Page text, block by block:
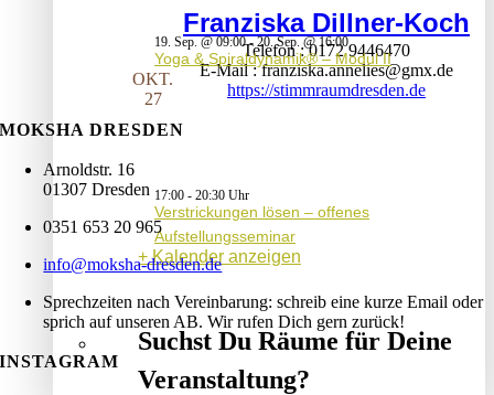
19. Sep. @ 09:00- 20. Sep. @ 16:00
Yoga & Spiraldynamik® – Modul II
OKT.
27
17:00 - 20:30
Verstrickungen lösen – offenes
Aufstellungsseminar
Kalender anzeigen
Suchst Du Räume für Deine
Veranstaltung?
Franziska Dillner-Koch
Telefon 0172 9446470
E-Mail franziska.annelies@gmx.de
https://stimmraumdresden.de
MOKSHA DRESDEN
Arnoldstr. 16
01307 Dresden
0351 653 20 965
info@moksha-dresden.de
Sprechzeiten nach Vereinbarung: schreib eine kurze Email oder
sprich auf unseren AB. Wir rufen Dich gern zurück!
INSTAGRAM